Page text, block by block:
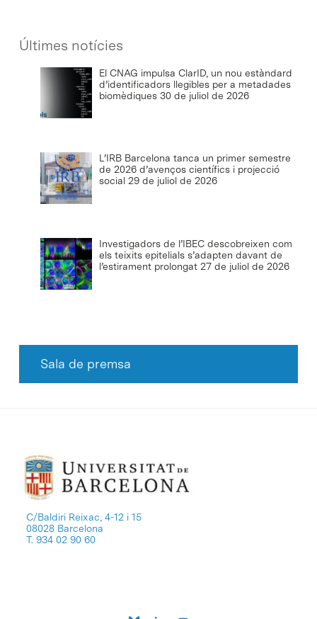
Últimes notícies
El CNAG impulsa ClarID, un nou estàndard
d’identificadors llegibles per a metadades
biomèdiques 30 de juliol de 2026
L’IRB Barcelona tanca un primer semestre
de 2026 d’avenços científics i projecció
social 29 de juliol de 2026
Investigadors de l’IBEC descobreixen com
els teixits epitelials s’adapten davant de
l’estirament prolongat 27 de juliol de 2026
Sala de premsa
C/Baldiri Reixac, 4-12 i 15
08028 Barcelona
T. 934 02 90 60